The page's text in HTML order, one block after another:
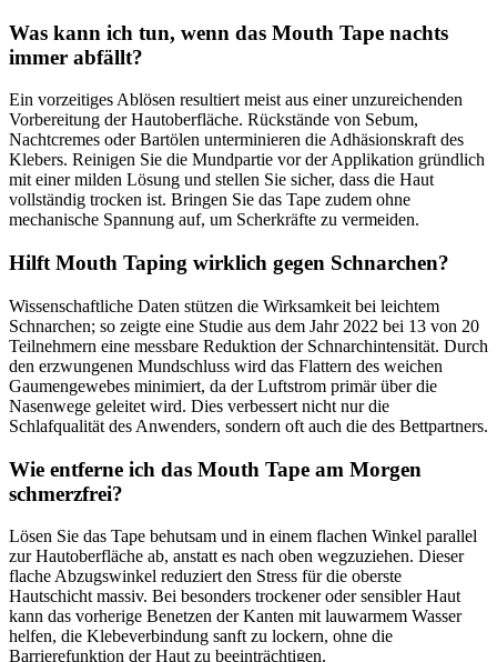
Was kann ich tun, wenn das Mouth Tape nachts
immer abfällt?
Ein vorzeitiges Ablösen resultiert meist aus einer unzureichenden
Vorbereitung der Hautoberfläche. Rückstände von Sebum,
Nachtcremes oder Bartölen unterminieren die Adhäsionskraft des
Klebers. Reinigen Sie die Mundpartie vor der Applikation gründlich
mit einer milden Lösung und stellen Sie sicher, dass die Haut
vollständig trocken ist. Bringen Sie das Tape zudem ohne
mechanische Spannung auf, um Scherkräfte zu vermeiden.
Hilft Mouth Taping wirklich gegen Schnarchen?
Wissenschaftliche Daten stützen die Wirksamkeit bei leichtem
Schnarchen; so zeigte eine Studie aus dem Jahr 2022 bei 13 von 20
Teilnehmern eine messbare Reduktion der Schnarchintensität. Durch
den erzwungenen Mundschluss wird das Flattern des weichen
Gaumengewebes minimiert, da der Luftstrom primär über die
Nasenwege geleitet wird. Dies verbessert nicht nur die
Schlafqualität des Anwenders, sondern oft auch die des Bettpartners.
Wie entferne ich das Mouth Tape am Morgen
schmerzfrei?
Lösen Sie das Tape behutsam und in einem flachen Winkel parallel
zur Hautoberfläche ab, anstatt es nach oben wegzuziehen. Dieser
flache Abzugswinkel reduziert den Stress für die oberste
Hautschicht massiv. Bei besonders trockener oder sensibler Haut
kann das vorherige Benetzen der Kanten mit lauwarmem Wasser
helfen, die Klebeverbindung sanft zu lockern, ohne die
Barrierefunktion der Haut zu beeinträchtigen.